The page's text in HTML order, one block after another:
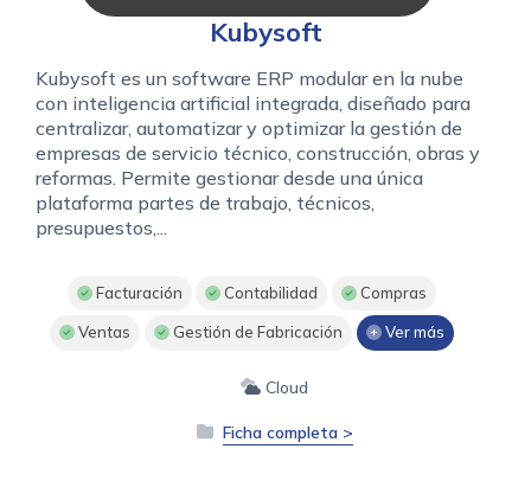
Kubysoft
Kubysoft es un software ERP modular en la nube
con inteligencia artificial integrada, diseñado para
centralizar, automatizar y optimizar la gestión de
empresas de servicio técnico, construcción, obras y
reformas. Permite gestionar desde una única
plataforma partes de trabajo, técnicos,
presupuestos,...
Facturación Contabilidad Compras
Ventas Gestión de Fabricación Ver más
Cloud
Ficha completa >